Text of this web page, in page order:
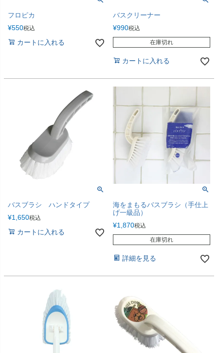
フロピカ
¥550税込
カートに入れる
バスクリーナー
¥990税込
在庫切れ
カートに入れる
バスブラシ ハンドタイプ
¥1,650税込
カートに入れる
海をまもるバスブラシ（手仕上
げ一級品）
¥1,870税込
在庫切れ
詳細を見る